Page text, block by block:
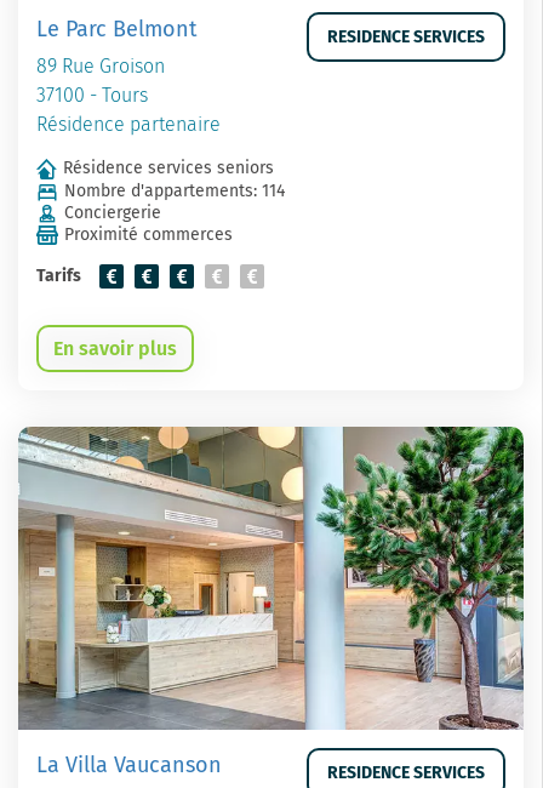
Le Parc Belmont
89 Rue Groison
37100 - Tours
Résidence partenaire
RESIDENCE SERVICES
Résidence services seniors
Nombre d'appartements: 114
Conciergerie
Proximité commerces
Tarifs
En savoir plus
La Villa Vaucanson RESIDENCE SERVICES